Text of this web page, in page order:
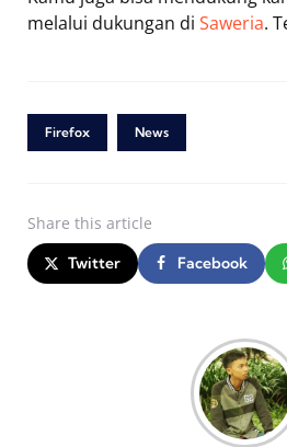
melalui dukungan di Saweria.
Firefox News
Share this article
Twitter Facebook